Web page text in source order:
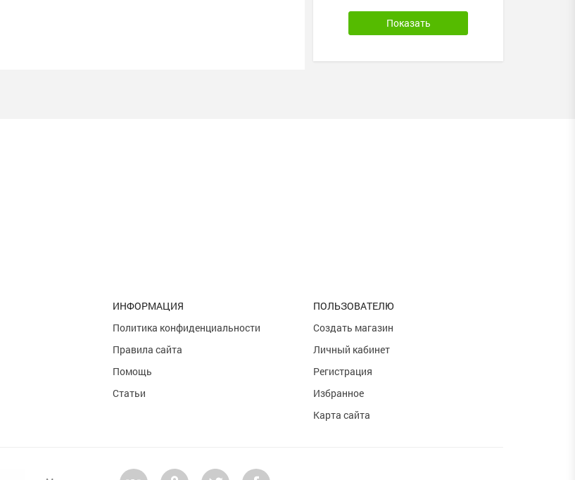
ИНФОРМАЦИЯ
Политика конфиденциальности
Правила сайта
Помощь
Статьи
ПОЛЬЗОВАТЕЛЮ
Создать магазин
Личный кабинет
Регистрация
Избранное
Карта сайта